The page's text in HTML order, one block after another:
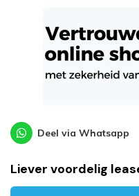
Deel via Whatsapp
Liever voordelig